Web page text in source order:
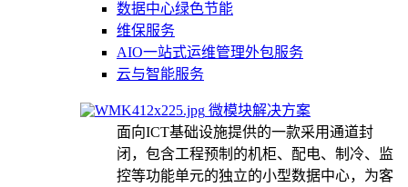
数据中心绿色节能
维保服务
AIO一站式运维管理外包服务
云与智能服务
微模块解决方案
面向ICT基础设施提供的一款采用通道封
闭，包含工程预制的机柜、配电、制冷、监
控等功能单元的独立的小型数据中心，为客